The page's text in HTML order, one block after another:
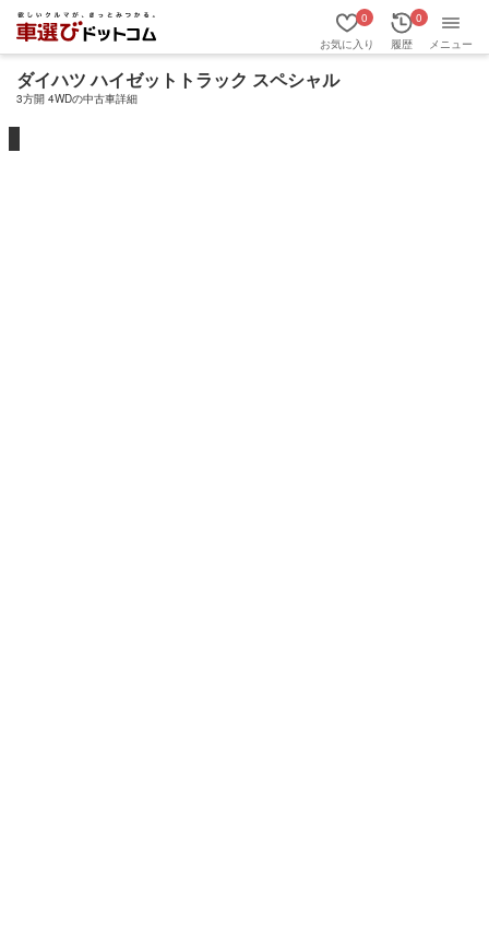
お気に入り
0
履歴
0
メニュー
ダイハツ ハイゼットトラック スペシャル
3方開 4WDの中古車詳細